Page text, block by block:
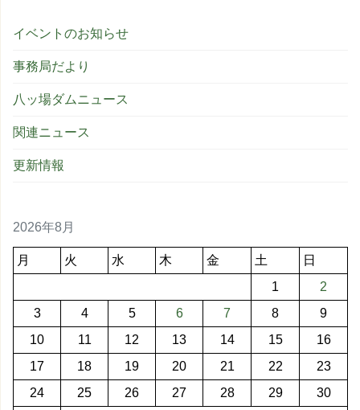
イベントのお知らせ
事務局だより
八ッ場ダムニュース
関連ニュース
更新情報
2026年8月
月 火 水 木 金 土
日
1
2
3
4 5 6 7 8
9
10
11 12 13 14 15
16
17
18 19 20 21 22
23
24
25 26 27 28 29
30